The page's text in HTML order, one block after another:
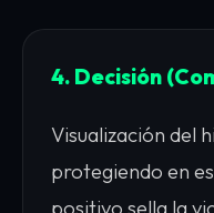
4. Decisión
Visualización del
protegiendo en
positivo sella la